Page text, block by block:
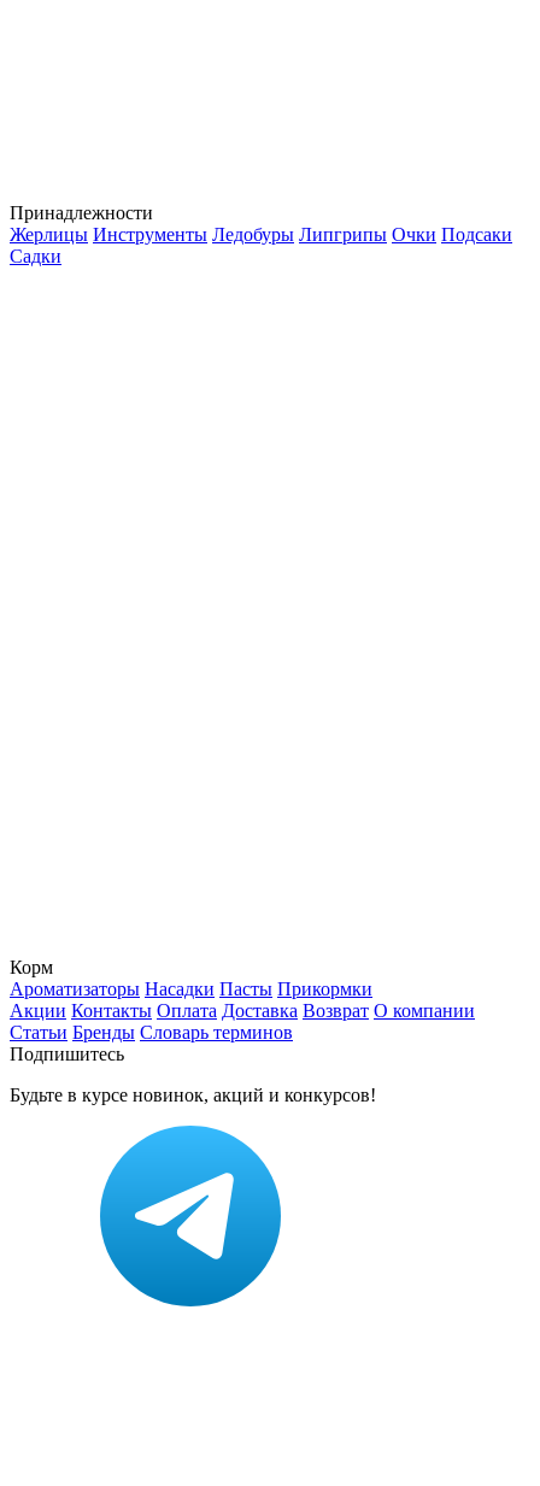
Принадлежности
Жерлицы Инструменты Ледобуры Липгрипы Очки Подсаки
Садки
Корм
Ароматизаторы Насадки Пасты Прикормки
Акции Контакты Оплата Доставка Возврат О компании
Статьи Бренды Словарь терминов
Подпишитесь
Будьте в курсе новинок, акций и конкурсов!